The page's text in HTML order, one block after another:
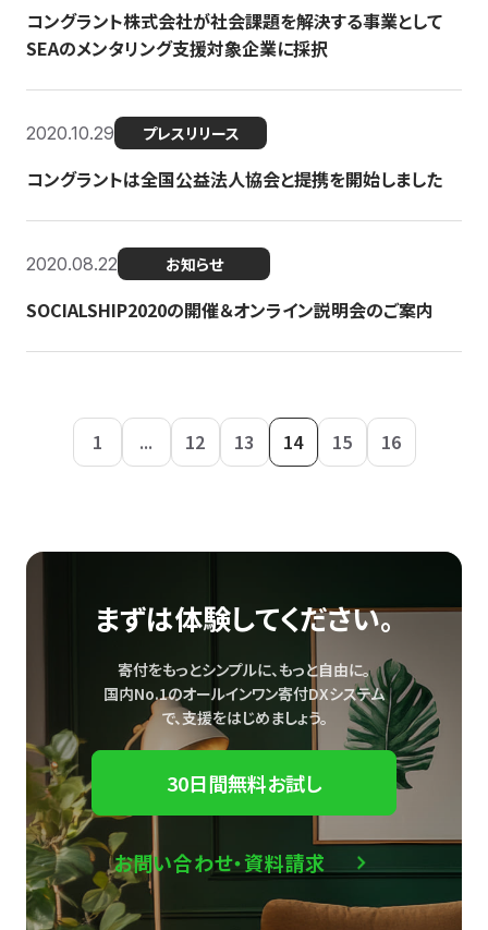
コングラント株式会社が社会課題を解決する事業として
SEAのメンタリング支援対象企業に採択
2020.10.29 プレスリリース
コングラントは全国公益法人協会と提携を開始しました
2020.08.22 お知らせ
SOCIALSHIP2020の開催＆オンライン説明会のご案内
1 ... 12 13 14 15 16
まずは体験してください。
寄付をもっとシンプルに、もっと自由に。
国内No.1のオールインワン寄付DXシステム
で、支援をはじめましょう。
30日間無料お試し
お問い合わせ・資料請求